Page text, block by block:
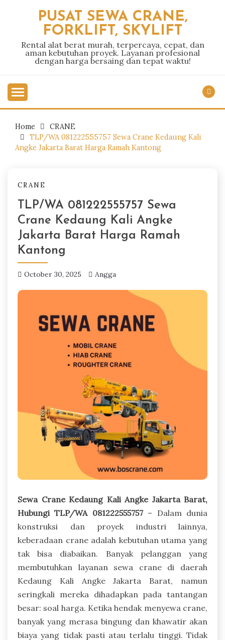
PUSAT SEWA CRANE,
FORKLIFT, SKYLIFT
Rental alat berat murah, terpercaya, cepat, dan
aman kebutuhan proyek. Layanan profesional
dengan harga bersaing dan tepat waktu!
Home
CRANE
TLP/WA 081222555757 Sewa Crane Kedaung Kali
Angke Jakarta Barat Harga Ramah Kantong
CRANE
TLP/WA 081222555757 Sewa
Crane Kedaung Kali Angke
Jakarta Barat Harga Ramah
Kantong
October 30, 2025 Angga
Sewa Crane Kedaung Kali Angke Jakarta Barat,
Hubungi TLP/WA 081222555757– Dalam dunia
konstruksi dan proyek industri lainnya,
keberadaan crane adalah kebutuhan utama yang
tak bisa diabaikan. Banyak pelanggan yang
membutuhkan layanan sewa crane di daerah
Kedaung Kali Angke Jakarta Barat, namun
seringkali mereka dihadapkan pada tantangan
besar: soal harga. Ketika hendak menyewa crane,
banyak yang merasa bingung dan khawatir akan
biaya yang tidak pasti atau terlalu tinggi. Tidak